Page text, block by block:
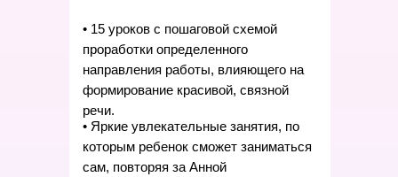
• 15 уроков с пошаговой схемой
проработки определенного
направления работы, влияющего на
формирование красивой, связной
речи.
• Яркие увлекательные занятия, по
которым ребенок сможет заниматься
сам, повторяя за Анной